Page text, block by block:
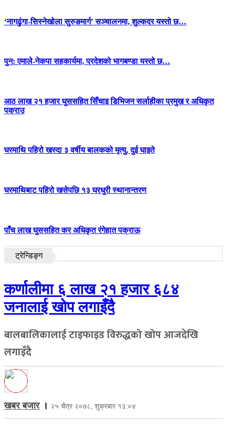
‘नागढुंगा-सिस्नेखोला सुरुङमार्ग’ सञ्चालनमा, शुल्कदर यस्तो छ…
पुन: एमाले-नेकपा सहकार्यमा, प्रदेशको भागबण्डा यस्तो छ…
आठ लाख २१ हजार घुससहित सिँचाइ डिभिजन सर्लाहीका प्रमुख र अधिकृत
पक्राउ
घरमाथि पहिरो खस्दा ३ वर्षीय बालकको मृत्यु, दुई घाइते
घरमाथिबाट पहिरो खसेपछि १३ घरधुरी स्थानान्तरण
पाँच लाख घुससहित कर अधिकृत रंगेहात पक्राऊ
ट्रेन्डिङ्ग
कर्णालीमा ६ लाख २१ हजार ६८४
जनालाई खोप लगाइँदै
बालबालिकालाई टाइफाइड विरुद्धको खोप आजदेखि
लगाइँदै
खबर बजार। २५ चैत्र २०७८, शुक्रबार १३:०४